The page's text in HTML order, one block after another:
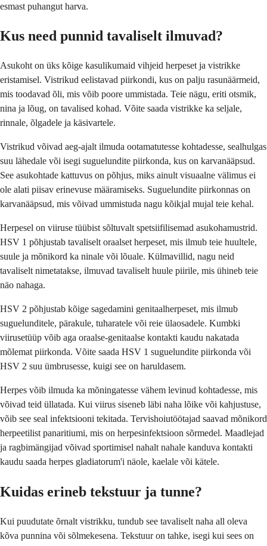
esmast puhangut harva.
Kus need punnid tavaliselt ilmuvad?
Asukoht on üks kõige kasulikumaid vihjeid herpeset ja vistrikke
eristamisel. Vistrikud eelistavad piirkondi, kus on palju rasunäärmeid,
mis toodavad õli, mis võib poore ummistada. Teie nägu, eriti otsmik,
nina ja lõug, on tavalised kohad. Võite saada vistrikke ka seljale,
rinnale, õlgadele ja käsivartele.
Vistrikud võivad aeg-ajalt ilmuda ootamatutesse kohtadesse, sealhulgas
suu lähedale või isegi suguelundite piirkonda, kus on karvanääpsud.
See asukohtade kattuvus on põhjus, miks ainult visuaalne välimus ei
ole alati piisav erinevuse määramiseks. Suguelundite piirkonnas on
karvanääpsud, mis võivad ummistuda nagu kõikjal mujal teie kehal.
Herpesel on viiruse tüübist sõltuvalt spetsiifilisemad asukohamustrid.
HSV 1 põhjustab tavaliselt oraalset herpeset, mis ilmub teie huultele,
suule ja mõnikord ka ninale või lõuale. Külmavillid, nagu neid
tavaliselt nimetatakse, ilmuvad tavaliselt huule piirile, mis ühineb teie
näo nahaga.
HSV 2 põhjustab kõige sagedamini genitaalherpeset, mis ilmub
suguelunditele, pärakule, tuharatele või reie ülaosadele. Kumbki
viirusetüüp võib aga oraalse-genitaalse kontakti kaudu nakatada
mõlemat piirkonda. Võite saada HSV 1 suguelundite piirkonda või
HSV 2 suu ümbrusesse, kuigi see on haruldasem.
Herpes võib ilmuda ka mõningatesse vähem levinud kohtadesse, mis
võivad teid üllatada. Kui viirus siseneb läbi naha lõike või kahjustuse,
võib see seal infektsiooni tekitada. Tervishoiutöötajad saavad mõnikord
herpeetilist panaritiumi, mis on herpesinfektsioon sõrmedel. Maadlejad
ja ragbimängijad võivad sportimisel nahalt nahale kanduva kontakti
kaudu saada herpes gladiatorum'i näole, kaelale või kätele.
Kuidas erineb tekstuur ja tunne?
Kui puudutate õrnalt vistrikku, tundub see tavaliselt naha all oleva
kõva punnina või sõlmekesena. Tekstuur on tahke, isegi kui sees on